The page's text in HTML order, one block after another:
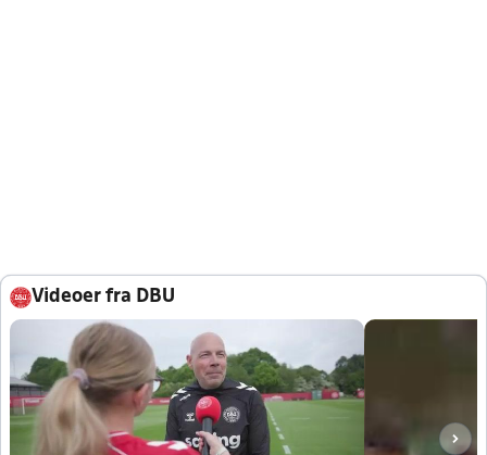
Videoer fra DBU